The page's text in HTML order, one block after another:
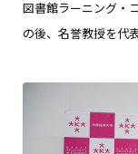
図書館ラーニング・
の後、名誉教授を代